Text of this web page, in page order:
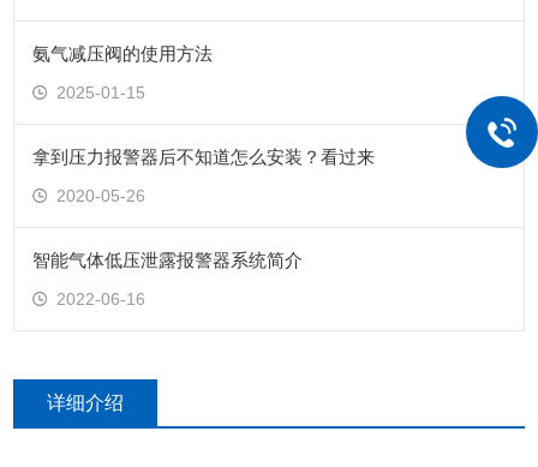
氨气减压阀的使用方法
2025-01-15
拿到压力报警器后不知道怎么安装？看过来
2020-05-26
智能气体低压泄露报警器系统简介
2022-06-16
详细介绍